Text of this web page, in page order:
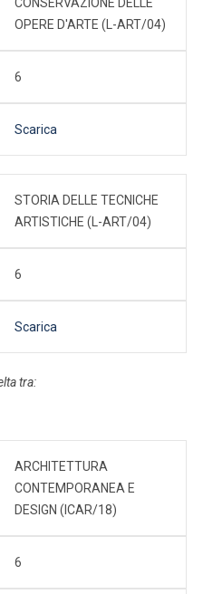
OPERE D'ARTE (L-ART/04)
6
Scarica
STORIA DELLE TECNICHE
ARTISTICHE (L-ART/04)
6
Scarica
tra:
ARCHITETTURA
CONTEMPORANEA E
DESIGN (ICAR/18)
6